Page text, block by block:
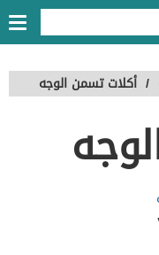
/ أكلات تسمن الوجه